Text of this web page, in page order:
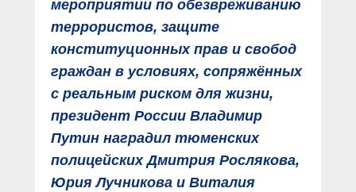
мероприятии по обезвреживанию
террористов, защите
конституционных прав и свобод
граждан в условиях, сопряжённых
с реальным риском для жизни,
президент России Владимир
Путин наградил тюменских
полицейских Дмитрия Рослякова,
Юрия Лучникова и Виталия